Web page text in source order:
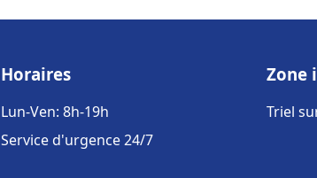
Horaires
Lun-Ven: 8h-19h
Service d'urgence 24/7
Zone
Triel